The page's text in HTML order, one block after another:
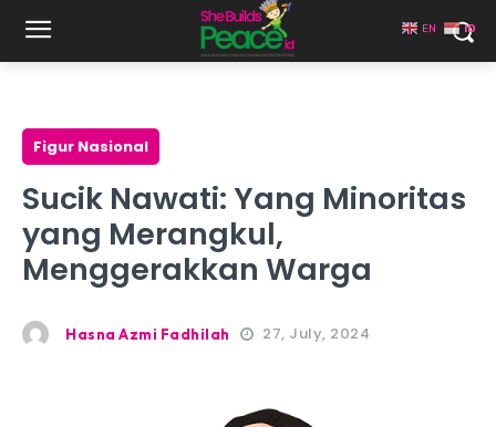
Figur Nasional
Sucik Nawati: Yang Minoritas
yang Merangkul,
Menggerakkan Warga
Hasna Azmi Fadhilah 27, July, 2024
EN ID